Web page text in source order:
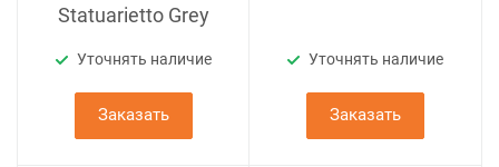
Statuarietto Grey
Уточнять наличие
Заказать
Уточнять наличие
Заказать